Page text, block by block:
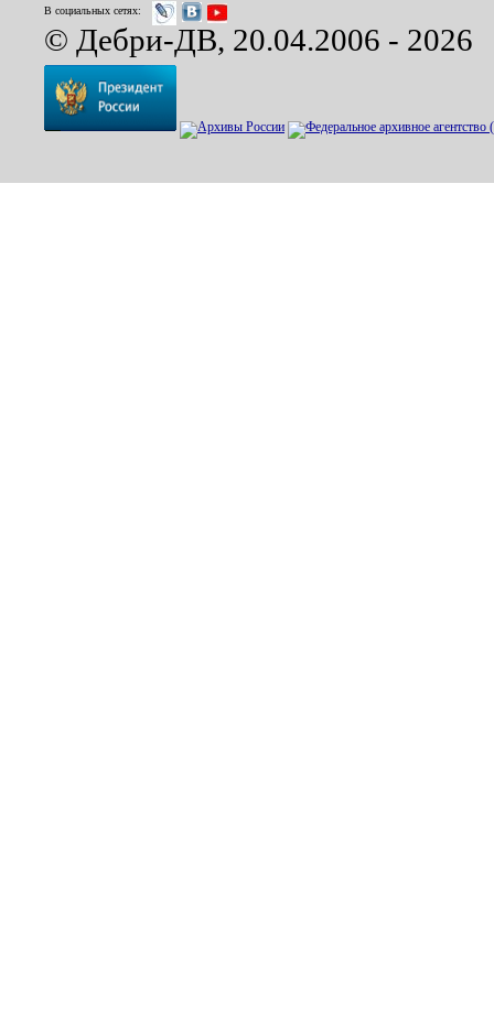
В социальных сетях:
© Дебри-ДВ, 20.04.2006 - 2026